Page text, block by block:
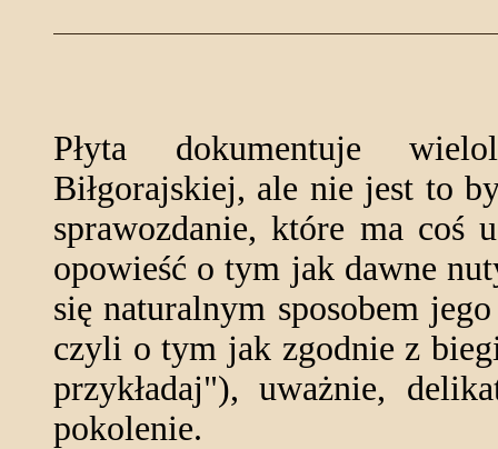
Płyta dokumentuje
Biłgorajskiej, ale nie jest to
sprawozdanie, które ma coś
opowieść o tym jak dawne
się naturalnym sposobem
czyli o tym jak zgodnie z
przykładaj"), uważnie,
pokolenie.